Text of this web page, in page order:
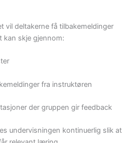
vil deltakerne få tilbakemeldinger
kan skje gjennom:
fra instruktøren
der gruppen gir feedback
undervisningen kontinuerlig slik at